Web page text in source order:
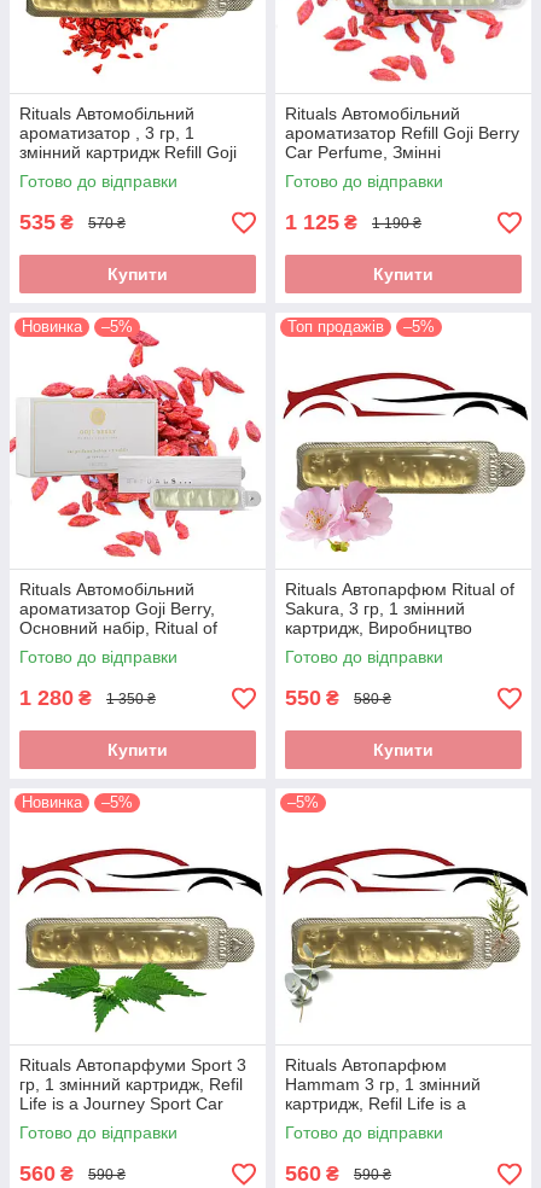
Rituals Автомобільний
ароматизатор , 3 гр, 1
змінний картридж Refill Goji
Berry Car Perfume,
Нідерланди
Готово до відправки
535 ₴ 570 ₴
Купити
Rituals Автомобільний
ароматизатор Refill Goji Berry
Car Perfume, Змінні
картриджі, Виробництво-
Нідерланди
Готово до відправки
1 125 ₴ 1 190 ₴
Купити
Новинка –5%
Rituals Автомобільний
ароматизатор Goji Berry,
Основний набір, Ritual of
Private Collection Goji Berry
Car Perfume, Нідерланди
Готово до відправки
1 280 ₴ 1 350 ₴
Купити
Топ продажів –5%
Rituals Автопарфюм Ritual of
Sakura, 3 гр, 1 змінний
картридж, Виробництво
Нідерланди
Готово до відправки
550 ₴ 580 ₴
Купити
Новинка –5%
Rituals Автопарфуми Sport 3
гр, 1 змінний картридж, Refil
Life is a Journey Sport Car
Perfume, Нідерланди,
Готово до відправки
560 ₴ 590 ₴
–5%
Rituals Автопарфюм
Hammam 3 гр, 1 змінний
картридж, Refil Life is a
Journey Car Perfume,
Виробництво Нідерланди
Готово до відправки
560 ₴ 590 ₴